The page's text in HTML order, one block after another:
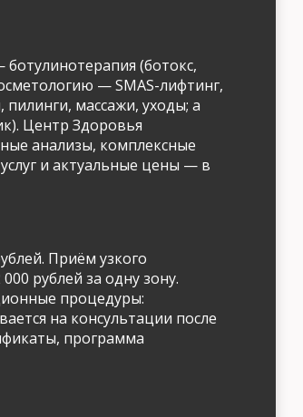
(ботокс,
— SMAS-лифтинг,
массажи, уходы; а
Центр Здоровья
анализы, комплексные
и актуальные цены — в
Приём узкого
рублей за одну зону.
процедуры:
на консультации после
программа